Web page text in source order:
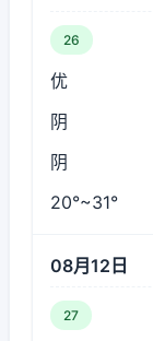
26
优
阴
阴
20°~31°
08月12日
27